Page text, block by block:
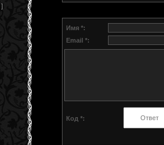
]
Имя *:
Email *:
Код *: